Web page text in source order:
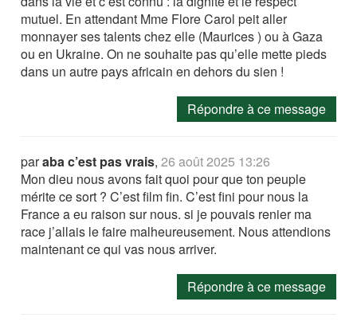
mutuel. En attendant Mme Flore Carol peit aller
monnayer ses talents chez elle (Maurices ) ou à Gaza
ou en Ukraine. On ne souhaite pas qu’elle mette pieds
dans un autre pays africain en dehors du sien !
Répondre à ce message
paraba c’est pas vrais,26 août 2025 13:26
Mon dieu nous avons fait quoi pour que ton peuple
mérite ce sort ? C’est film fin. C’est fini pour nous la
France a eu raison sur nous. si je pouvais renier ma
race j’allais le faire malheureusement. Nous attendions
maintenant ce qui vas nous arriver.
Répondre à ce message